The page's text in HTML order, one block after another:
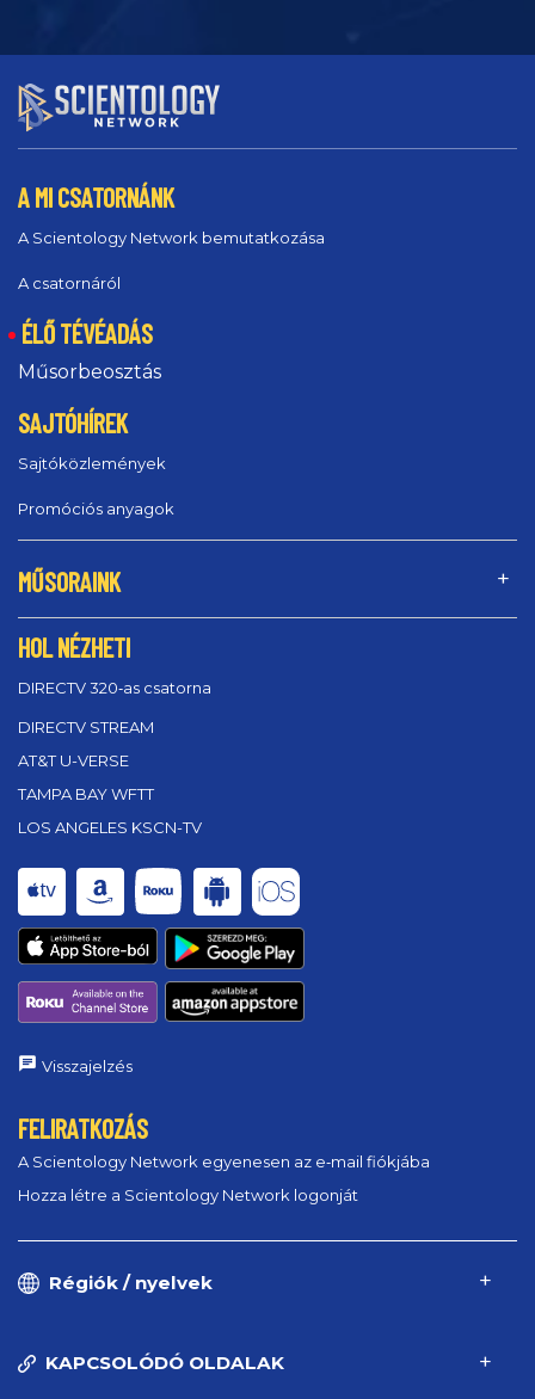
A MI CSATORNÁNK
A Scientology Network bemutatkozása
A csatornáról
ÉLŐ TÉVÉADÁS
Műsorbeosztás
SAJTÓHÍREK
Sajtóközlemények
Promóciós anyagok
MŰSORAINK
HOL NÉZHETI
DIRECTV 320‑as csatorna
DIRECTV STREAM
AT&T U-VERSE
TAMPA BAY WFTT
LOS ANGELES KSCN-TV
Visszajelzés
FELIRATKOZÁS
A Scientology Network egyenesen az e‑mail fiókjába
Hozza létre a Scientology Network logonját
Régiók / nyelvek
KAPCSOLÓDÓ OLDALAK